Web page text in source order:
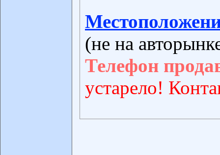
(не на
Телефон
устарело!